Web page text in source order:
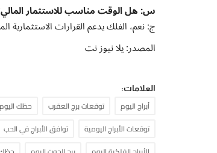
س: هل الوقت مناسب للاستثمار
ج: نعم، الفلك يدعم القرارات
المصدر: يلا نيوز نت
العلامات:
أبراج اليوم توقعات برج العقرب حظك اليوم
توقعات الأبراج اليومية
توافق الأبراج في الحب